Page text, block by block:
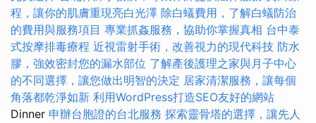
程，讓你的肌膚重現亮白光澤 除白蟻費用，了解白蟻防治
的費用與服務項目 專業抓姦服務，協助你掌握真相 台中泰
式按摩排毒療程 近視雷射手術，改善視力的現代科技 防水
膠，強效密封您的漏水部位 了解產後護理之家與月子中心
的不同選擇，讓您做出明智的決定 居家清潔服務，讓每個
角落都乾淨如新 利用WordPress打造SEO友好的網站
Dinner 申辦台胞證的台北服務 探索靈骨塔的選擇，讓先人